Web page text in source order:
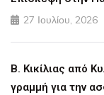
27 Ιουλίου, 2026
Β. Κικίλιας από
γραμμή για την